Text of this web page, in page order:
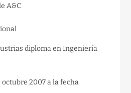
A&C
diploma en Ingeniería
octubre 2007 a la fecha